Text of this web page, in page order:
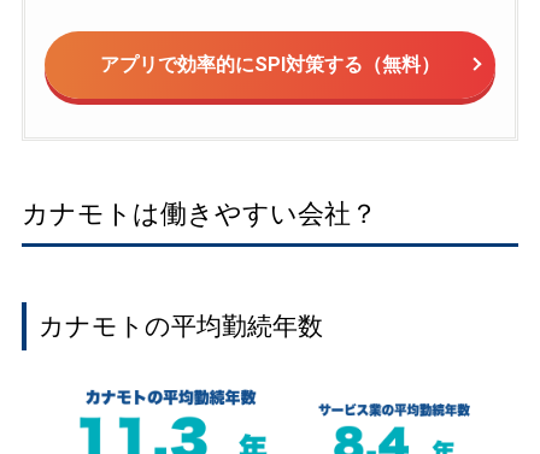
アプリで効率的にSPI対策する（無料）
カナモトは働きやすい会社？
カナモトの平均勤続年数